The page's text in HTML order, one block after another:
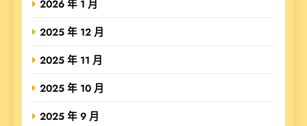
2026 年 1 月
2025 年 12 月
2025 年 11 月
2025 年 10 月
2025 年 9 月